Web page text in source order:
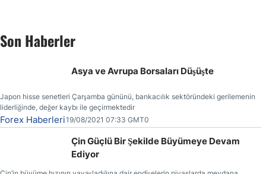
Son Haberler
Asya ve Avrupa Borsaları Düşüşte
Japon hisse senetleri Çarşamba gününü, bankacılık sektöründeki gerilemenin
liderliğinde, değer kaybı ile geçirmektedir
Forex Haberleri19/08/2021 07:33 GMT0
Çin Güçlü Bir Şekilde Büyümeye Devam
Ediyor